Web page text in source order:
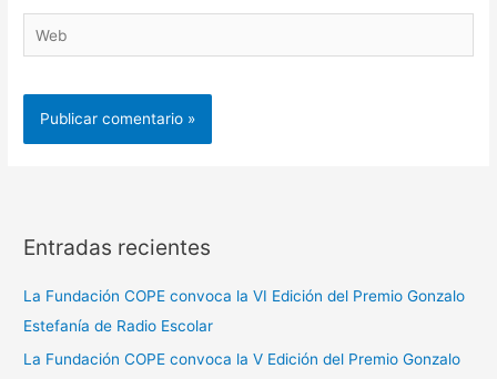
Web
Entradas recientes
La Fundación COPE convoca la VI Edición del Premio Gonzalo
Estefanía de Radio Escolar
La Fundación COPE convoca la V Edición del Premio Gonzalo